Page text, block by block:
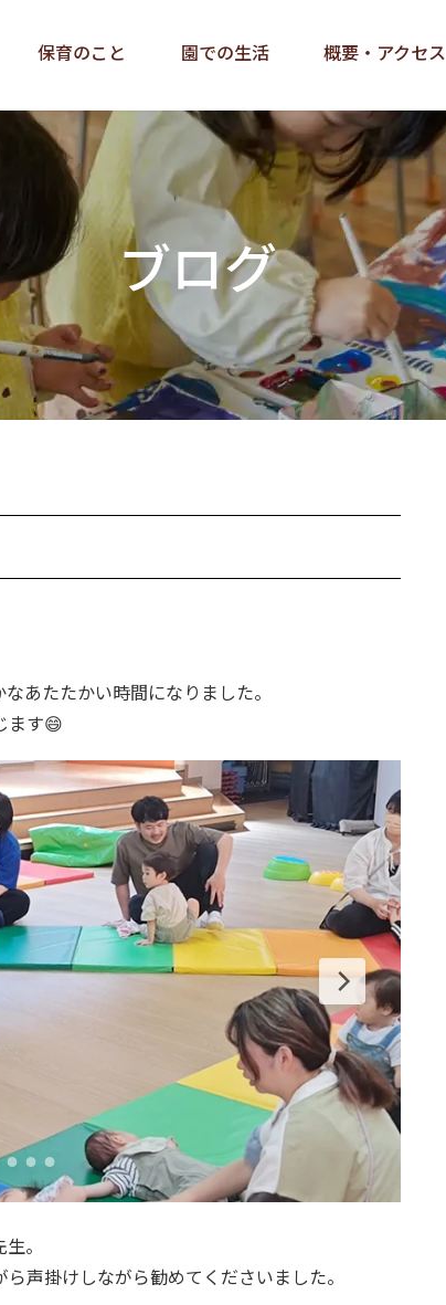
保育のこと 園での生活 概要・アクセス
ブログ
あたたかい時間になりました。
ます😄
。
声掛けしながら勧めてくださいました。